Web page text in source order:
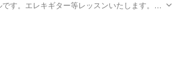
す。エレキギター等レッスンいたします。